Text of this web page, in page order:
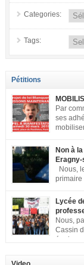
Categories:
Tags:
Pétitions
Par
ses
met à votre
appelant […]
Non à
Nous,
primaire
classe aux Longues
d’accueil et
enfant a droit à […]
Lycée
Nous,
Cassin
équipe